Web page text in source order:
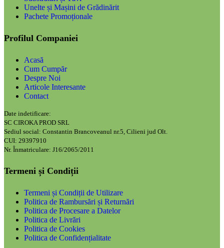
Unelte și Mașini de Grădinărit
Pachete Promoționale
Profilul Companiei
Acasă
Cum Cumpăr
Despre Noi
Articole Interesante
Contact
Date indetificare:
SC CIROKA PROD SRL
Sediul social: Constantin Brancoveanul nr.5, Cilieni jud Olt.
CUI: 29397910
Nr. Înmatriculare: J16/2065/2011
Termeni și Condiții
Termeni și Condiții de Utilizare
Politica de Rambursări și Returnări
Politica de Procesare a Datelor
Politica de Livrări
Politica de Cookies
Politica de Confidențialitate